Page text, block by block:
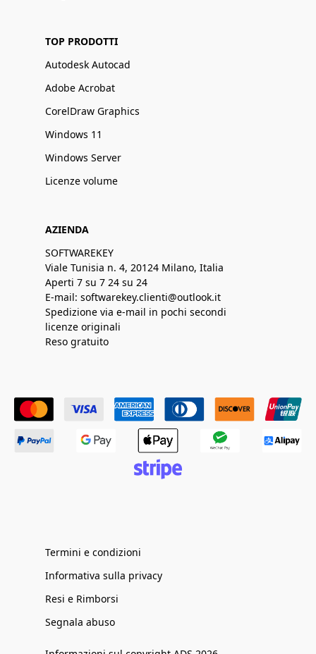
TOP PRODOTTI
Autodesk Autocad
Adobe Acrobat
CorelDraw Graphics
Windows 11
Windows Server
Licenze volume
AZIENDA
SOFTWAREKEY
Viale Tunisia n. 4, 20124 Milano, Italia
Aperti 7 su 7 24 su 24
E-mail: softwarekey.clienti@outlook.it
Spedizione via e-mail in pochi secondi
licenze originali
Reso gratuito
Termini e condizioni
Informativa sulla privacy
Resi e Rimborsi
Segnala abuso